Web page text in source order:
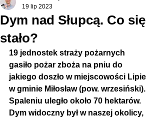
Dym nad Słupcą. Co się
stało?
19 lip 2023
19 jednostek straży pożarnych
gasiło pożar zboża na pniu do
jakiego doszło w miejscowości Lipie
w gminie Miłosław (pow. wrzesiński).
Spaleniu uległo około 70 hektarów.
Dym widoczny był w naszej okolicy,